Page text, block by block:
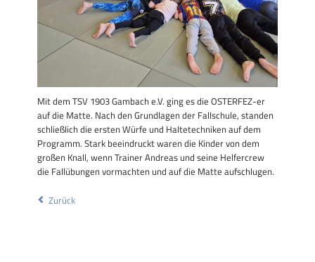
Mit dem TSV 1903 Gambach e.V. ging es die OSTERFEZ-er
auf die Matte. Nach den Grundlagen der Fallschule, standen
schließlich die ersten Würfe und Haltetechniken auf dem
Programm. Stark beeindruckt waren die Kinder von dem
großen Knall, wenn Trainer Andreas und seine Helfercrew
die Fallübungen vormachten und auf die Matte aufschlugen.
Zurück